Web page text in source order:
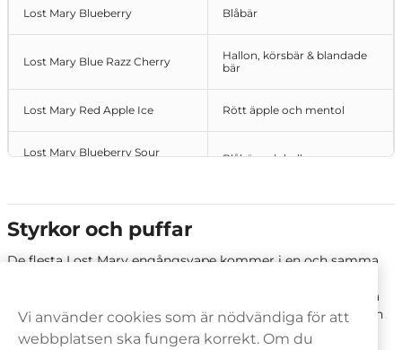
Lost Mary Blueberry Blåbär
Lost Mary Blue Razz Cherry
Hallon, körsbär & blandade
bär
Lost Mary Red Apple Ice Rött äpple och mentol
Lost Mary Blueberry Sour
Blåbär och hallon
Lost Mary Triple Mango Mango
Lost Mary Pineapple Ice Ananas och mentol
Styrkor och puffar
De flesta Lost Mary engångsvape kommer i en och samma
räcker till ca
600 puffar,Lost Mary TP800räcker upp till800 puffar
och
Lost Mary 1000räcker till ungefär1000 puffar.
Vi använder cookies som är nödvändiga för att
webbplatsen ska fungera korrekt. Om du